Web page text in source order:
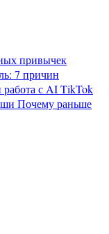
привычек
7 причин
работа с AITikTok
Почему раньше